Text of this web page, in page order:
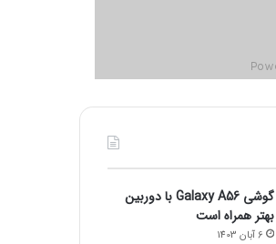
گوشی Galaxy A56 با دوربین
بهتر همراه است
6 آبان 1403